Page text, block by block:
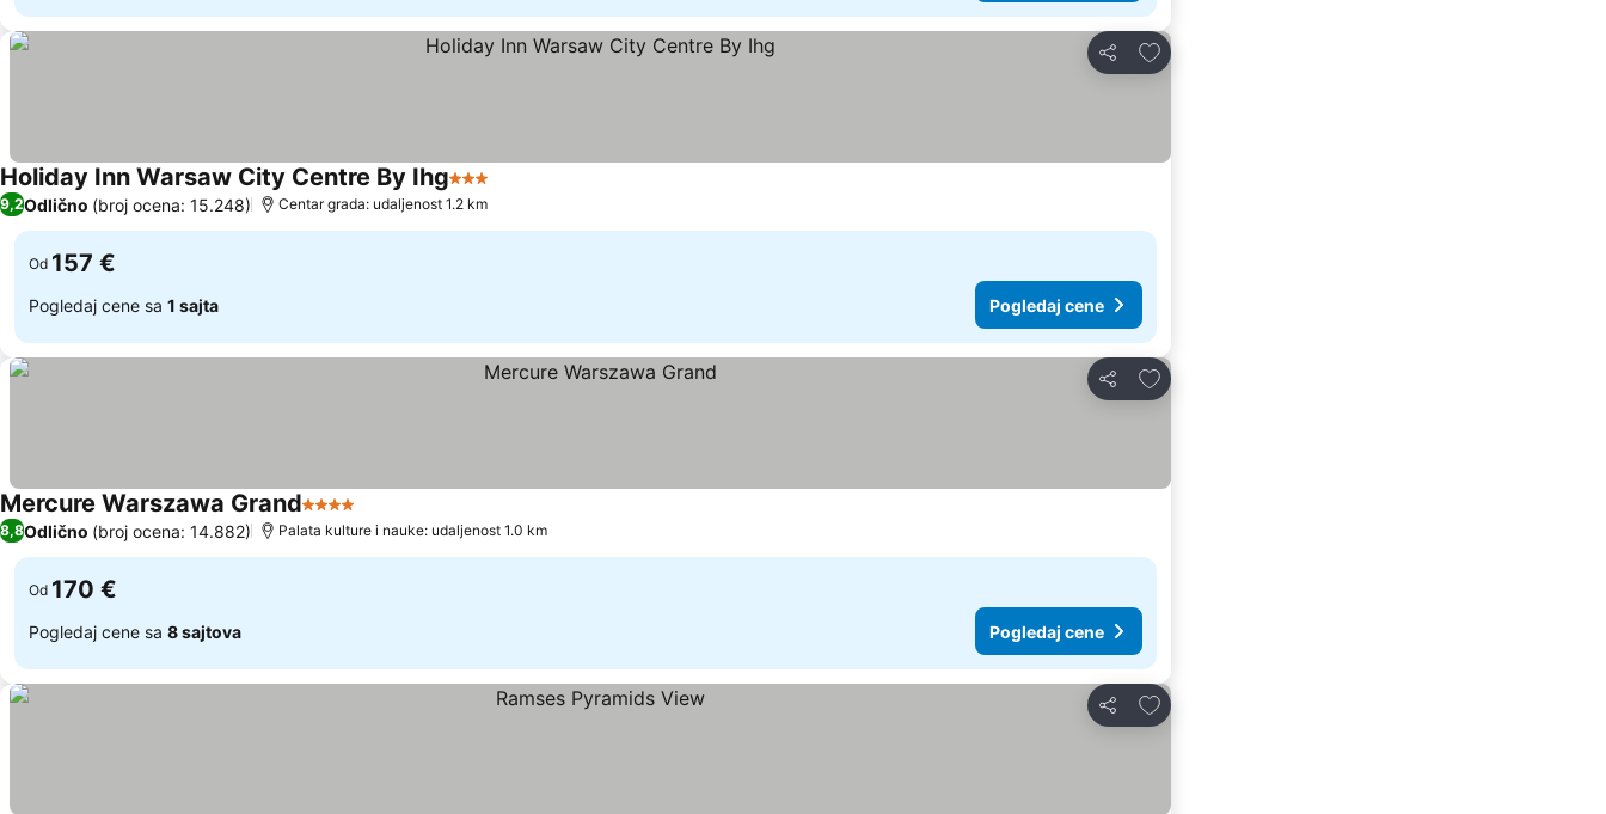
Deli
Dodati u favorite
Holiday Inn Warsaw City Centre By Ihg3 Zvezdice
9,2Odlično (broj ocena: 15.248) Centar grada: udaljenost 1.2 km
Od 157 €
Pogledaj cene sa 1 sajta Pogledaj cene
Deli
Dodati u favorite
Mercure Warszawa Grand4 Zvezdice
8,8Odlično (broj ocena: 14.882) Palata kulture i nauke: udaljenost 1.0 km
Od 170 €
Pogledaj cene sa 8 sajtova Pogledaj cene
Deli
Dodati u favorite